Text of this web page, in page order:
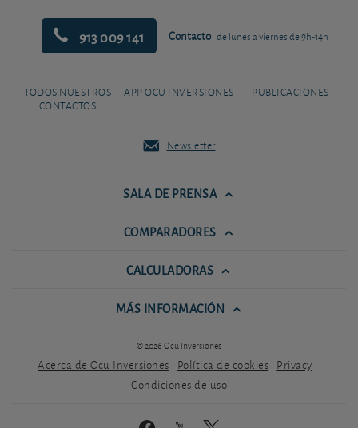
913 009 141 Contacto de lunes a viernes de 9h-14h
TODOS NUESTROS
CONTACTOS
APP OCU INVERSIONES PUBLICACIONES
Newsletter
SALA DE PRENSA
COMPARADORES
CALCULADORAS
MÁS INFORMACIÓN
© 2026 Ocu Inversiones
Acerca de Ocu Inversiones Política de cookies Privacy
Condiciones de uso